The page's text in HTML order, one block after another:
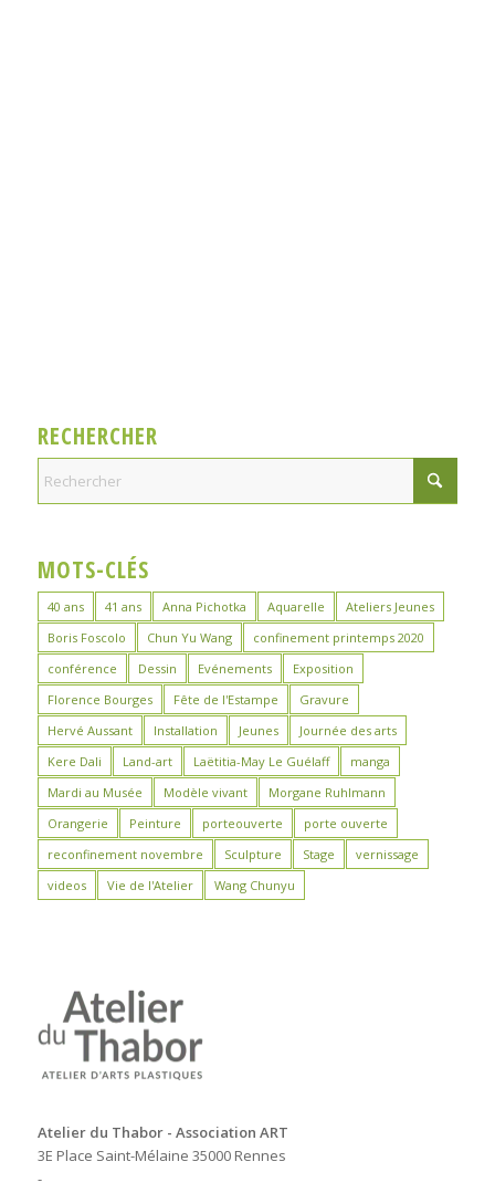
RECHERCHER
MOTS-CLÉS
40 ans 41 ans Anna Pichotka Aquarelle
Ateliers Jeunes
Boris Foscolo
Chun Yu Wang
confinement printemps 2020
conférence
Dessin Evénements
Exposition
Florence Bourges
Fête de l'Estampe
Gravure
Hervé Aussant
Installation Jeunes
Journée des arts
Kere Dali
Land-art Laëtitia-May Le Guélaff
manga
Mardi au Musée
Modèle vivant
Morgane Ruhlmann
Orangerie
Peinture porteouverte
porte ouverte
reconfinement novembre
Sculpture Stage
vernissage
videos
Vie de l'Atelier Wang Chunyu
Atelier du Thabor - Association ART
3E Place Saint-Mélaine 35000 Rennes
-